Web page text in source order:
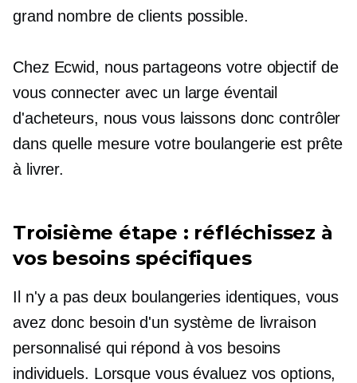
grand nombre de clients possible.
Chez Ecwid, nous partageons votre objectif de
vous connecter avec un large éventail
d'acheteurs, nous vous laissons donc contrôler
dans quelle mesure votre boulangerie est prête
à livrer.
Troisième étape : réfléchissez à
vos besoins spécifiques
Il n'y a pas deux boulangeries identiques, vous
avez donc besoin d'un système de livraison
personnalisé qui répond à vos besoins
individuels. Lorsque vous évaluez vos options,